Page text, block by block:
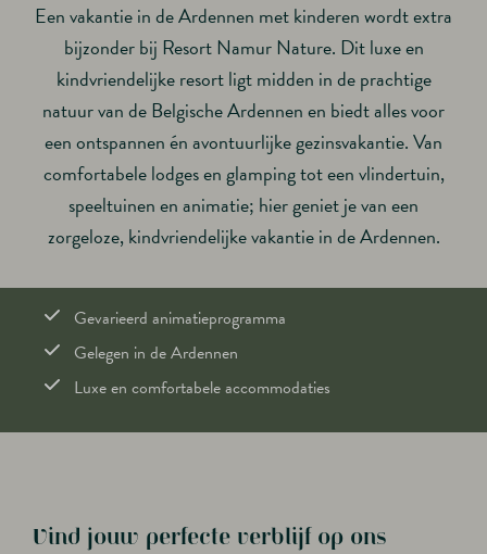
Een vakantie in de Ardennen met kinderen wordt extra
bijzonder bij Resort Namur Nature. Dit luxe en
kindvriendelijke resort ligt midden in de prachtige
natuur van de Belgische Ardennen en biedt alles voor
een ontspannen én avontuurlijke gezinsvakantie. Van
comfortabele lodges en glamping tot een vlindertuin,
speeltuinen en animatie; hier geniet je van een
zorgeloze, kindvriendelijke vakantie in de Ardennen.
Gevarieerd animatieprogramma
Gelegen in de Ardennen
Luxe en comfortabele accommodaties
Vind jouw perfecte verblijf op ons